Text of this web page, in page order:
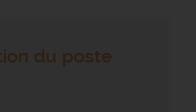
du poste